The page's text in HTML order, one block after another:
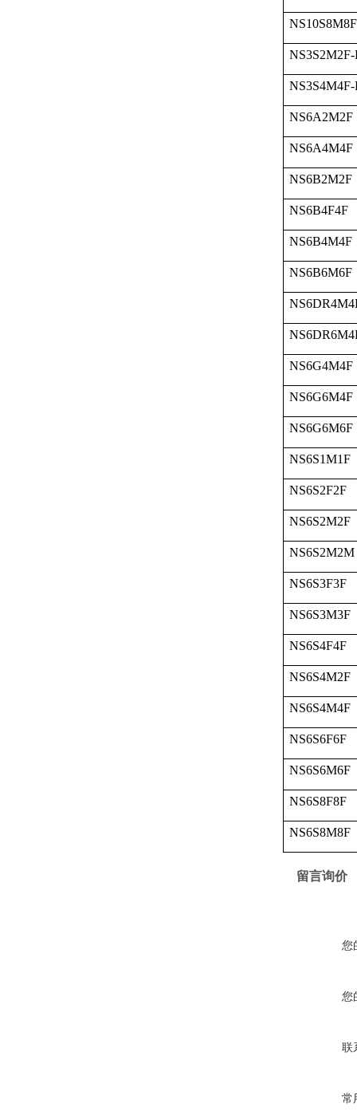
NS10S8M8F
NS3S2M2F-
NS3S4M4F-
NS6A2M2F
NS6A4M4F
NS6B2M2F
NS6B4F4F
NS6B4M4F
NS6B6M6F
NS6G4M4F
NS6G6M4F
NS6G6M6F
NS6S1M1F
NS6S2F2F
NS6S2M2F
NS6S2M2M
NS6S3F3F
NS6S3M3F
NS6S4F4F
NS6S4M2F
NS6S4M4F
NS6S6F6F
NS6S6M6F
NS6S8F8F
NS6S8M8F
留言询价
您
您
联
常